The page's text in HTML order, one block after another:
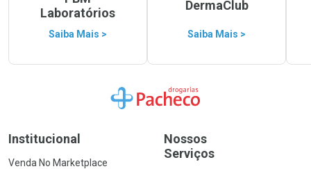
Laboratórios
Saiba Mais >
DermaClub
Saiba Mais >
Ir para a Home
Institucional
Venda No Marketplace
Nossos
Serviços